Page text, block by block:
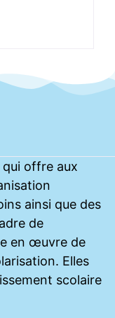
offre aux
ainsi que des
de
en œuvre de
Elles
scolaire